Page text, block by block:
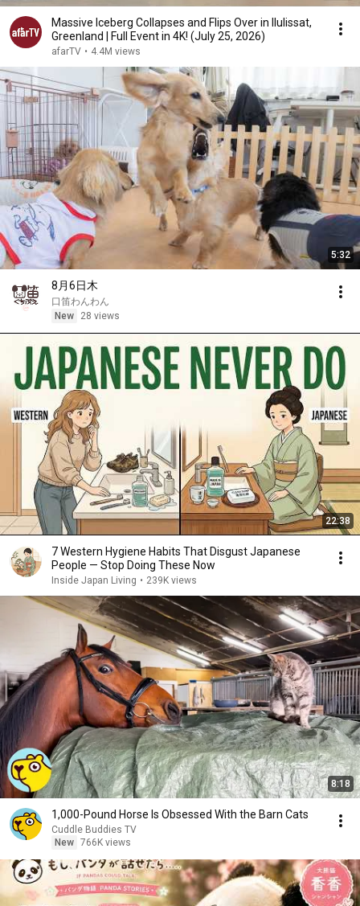
Massive Iceberg Collapses and Flips Over in Ilulissat,
Greenland | Full Event in 4K! (July 25, 2026)
afarTV • 4.4M views
5:32
8月6日木
口笛わんわん
New
28 views
22:38
7 Western Hygiene Habits That Disgust Japanese
People — Stop Doing These Now
Inside Japan Living • 239K views
8:18
1,000-Pound Horse Is Obsessed With the Barn Cats
Cuddle Buddies TV
New 766K views